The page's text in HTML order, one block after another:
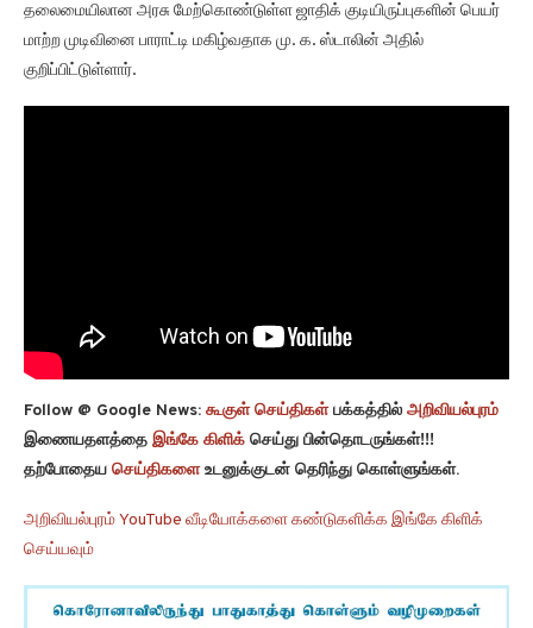
தலைமையிலான அரசு மேற்கொண்டுள்ள ஜாதிக் குடியிருப்புகளின் பெயர்
மாற்ற முடிவினை பாராட்டி மகிழ்வதாக மு. க. ஸ்டாலின் அதில்
குறிப்பிட்டுள்ளார்.
Follow @ Google News: கூகுள் செய்திகள்பக்கத்தில் அறிவியல்புரம்
இணையதளத்தை இங்கே கிளிக் செய்து பின்தொடருங்கள்!!!
தற்போதைய செய்திகளைஉடனுக்குடன் தெரிந்து கொள்ளுங்கள்.
அறிவியல்புரம் YouTube வீடியோக்களை கண்டுகளிக்க இங்கே கிளிக்
செய்யவும்